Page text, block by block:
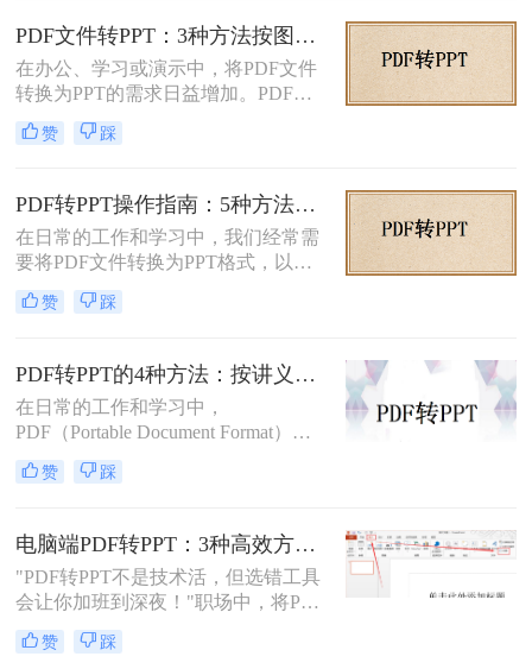
PPT（PowerPoint）格式，以便进行演
示、编辑或团队协作。那么PDF怎么
转换成PPT呢？本文将介绍两种将
PDF转换成PPT的方法。
PDF文件转PPT：3种方法按图文复杂度的转换精度排名！
在办公、学习或演示中，将PDF文件
转换为PPT的需求日益增加。PDF格
式虽然适合文档共享，但若需编辑或
重新排版内容，转换为PPT会更灵
本文将介绍几种简单实用的方法，帮
助您高效完成转换。
赞 踩
PDF转PPT操作指南：5种方法的具体操作流程和参数设置！
在日常的工作和学习中，我们经常需
要将PDF文件转换为PPT格式，以便
进行演示或编辑。PDF文件以其固定
格式和跨平台的优势而广受欢迎，但
和动态展示效果。那么pdf转ppt怎么
操作呢？本文将介绍五种将PDF转换
为PPT的方法，帮助您轻松完成这一
任务。
赞 踩
PDF转PPT的4种方法：按讲义、合同、报告3种文件类型选！
在日常的工作和学习中，
PDF（Portable Document Format）因
其格式稳定、跨平台兼容等优点而广
泛应用。然而，在某些场合下，我们
PPT（PowerPoint）格式，以便进行演
示或编辑。虽然PDF到PPT的转换可
能不如其他格式转换那样直接，但通
过一些方法和工具，我们仍然可以实
现这一目的。本文将详细介绍怎么把
pdf转换成ppt的几种方法，以及相关
赞 踩
电脑端PDF转PPT：3种高效方法的操作步骤和格式保留设置！
"PDF转PPT不是技术活，但选错工具
会让你加班到深夜！"职场中，将PDF
报告一键转化为PPT演示文稿是高频
刚需。然而，90%的办公族曾陷入“转
赞 踩